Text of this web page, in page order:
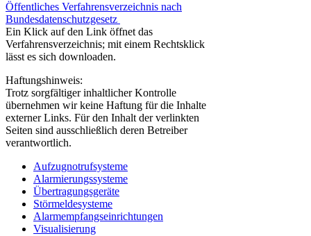
Öffentliches Verfahrensverzeichnis nach
Bundesdatenschutzgesetz
Ein Klick auf den Link öffnet das
Verfahrensverzeichnis; mit einem Rechtsklick
lässt es sich downloaden.
Haftungshinweis:
Trotz sorgfältiger inhaltlicher Kontrolle
übernehmen wir keine Haftung für die Inhalte
externer Links. Für den Inhalt der verlinkten
Seiten sind ausschließlich deren Betreiber
verantwortlich.
Aufzugnotrufsysteme
Alarmierungssysteme
Übertragungsgeräte
Störmeldesysteme
Alarmempfangseinrichtungen
Visualisierung